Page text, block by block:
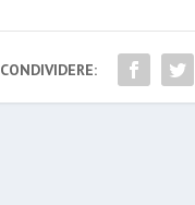
CONDIVIDERE: